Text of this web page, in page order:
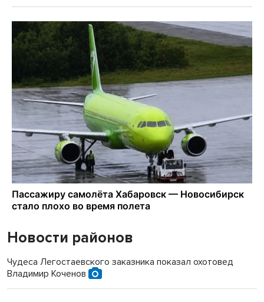
Новости районов
Чудеса Легостаевского заказника показал охотовед
Владимир Коченов